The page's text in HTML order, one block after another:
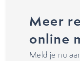
Meer
online
Meld je nu